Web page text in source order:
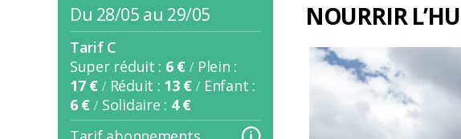
Du 28/05 au 29/05
Tarif C
Super réduit : 6 € / Plein :
17 € / Réduit : 13 € / Enfant :
6 € / Solidaire : 4 €
NOURRIR